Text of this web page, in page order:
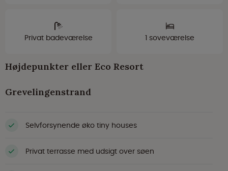
Privat badeværelse 1 soveværelse
Højdepunkter eller Eco Resort
Grevelingenstrand
Selvforsynende øko tiny houses
Privat terrasse med udsigt over søen